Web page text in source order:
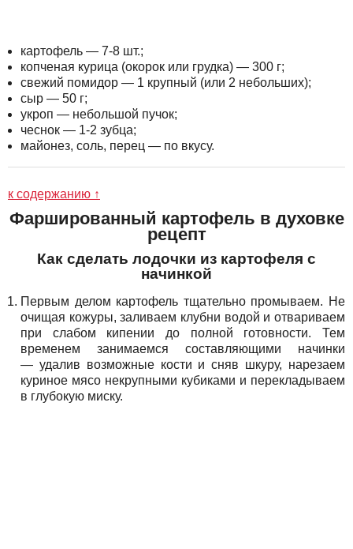
картофель — 7-8 шт.;
копченая курица (окорок или грудка) — 300 г;
свежий помидор — 1 крупный (или 2 небольших);
сыр — 50 г;
укроп — небольшой пучок;
чеснок — 1-2 зубца;
майонез, соль, перец — по вкусу.
к содержанию ↑
Фаршированный картофель в духовке
рецепт
Как сделать лодочки из картофеля с
начинкой
Первым делом картофель тщательно промываем. Не
очищая кожуры, заливаем клубни водой и отвариваем
при слабом кипении до полной готовности. Тем
временем занимаемся составляющими начинки
— удалив возможные кости и сняв шкуру, нарезаем
куриное мясо некрупными кубиками и перекладываем
в глубокую миску.